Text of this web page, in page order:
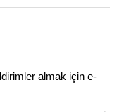
almak için e-